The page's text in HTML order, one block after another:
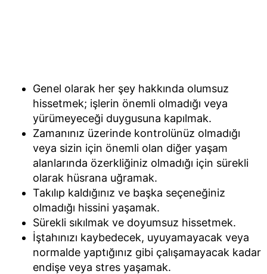
Genel olarak her şey hakkında olumsuz
hissetmek; işlerin önemli olmadığı veya
yürümeyeceği duygusuna kapılmak.
Zamanınız üzerinde kontrolünüz olmadığı
veya sizin için önemli olan diğer yaşam
alanlarında özerkliğiniz olmadığı için sürekli
olarak hüsrana uğramak.
Takılıp kaldığınız ve başka seçeneğiniz
olmadığı hissini yaşamak.
Sürekli sıkılmak ve doyumsuz hissetmek.
İştahınızı kaybedecek, uyuyamayacak veya
normalde yaptığınız gibi çalışamayacak kadar
endişe veya stres yaşamak.